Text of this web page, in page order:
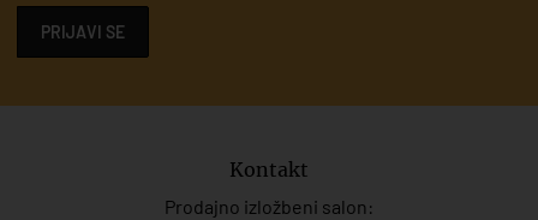
PRIJAVI SE
Kontakt
Prodajno izložbeni salon: